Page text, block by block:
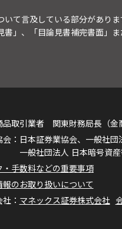
て言及している部分があり
書」、「目論見書補完書面」
品取引業者 関東財務局長（金
日本証券業協会、一般社団
一般社団法人 日本暗号資
・手数料などの重要事項
報のお取り扱いについて
マネックス証券株式会社